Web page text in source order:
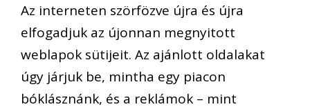
Az interneten szörfözve újra és újra
elfogadjuk az újonnan megnyitott
weblapok sütijeit. Az ajánlott oldalakat
úgy járjuk be, mintha egy piacon
bóklásznánk, és a reklámok – mint